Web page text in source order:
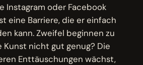
Instagram oder Facebook
eine Barriere, die er einfach
kann. Zweifel beginnen zu
Kunst nicht gut genug? Die
Enttäuschungen wächst,